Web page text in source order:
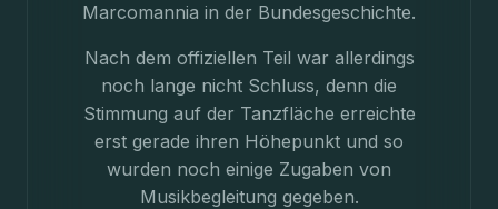
Marcomannia in der Bundesgeschichte.
Nach dem offiziellen Teil war allerdings
noch lange nicht Schluss, denn die
Stimmung auf der Tanzfläche erreichte
erst gerade ihren Höhepunkt und so
wurden noch einige Zugaben von
Musikbegleitung gegeben.